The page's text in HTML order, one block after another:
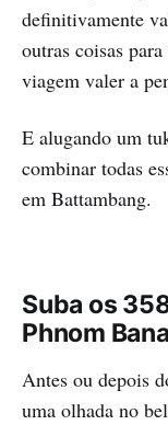
definitivamente
outras coisas
viagem valer a
E alugando um
combinar todas
em Battambang.
Suba os
Phnom
Antes ou depois
uma olhada no